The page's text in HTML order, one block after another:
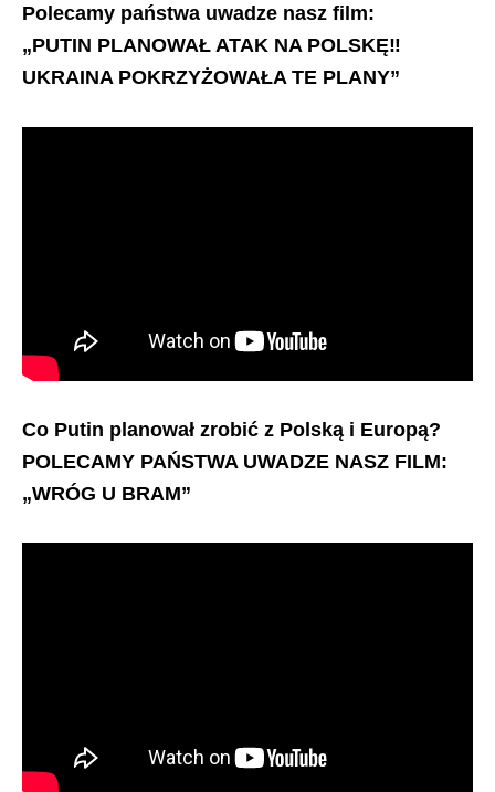
Polecamy państwa uwadze nasz film:
„PUTIN PLANOWAŁ ATAK NA POLSKĘ‼️
UKRAINA POKRZYŻOWAŁA TE PLANY”
Co Putin planował zrobić z Polską i Europą?
POLECAMY PAŃSTWA UWADZE NASZ FILM:
„WRÓG U BRAM”